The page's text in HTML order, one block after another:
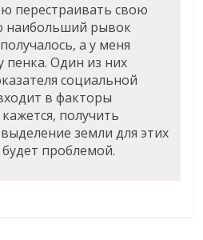
перестраивать свою
наибольший рывок
а у меня
пенка. Один из них
социальной
в факторы
получить
земли для этих
проблемой.